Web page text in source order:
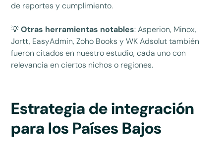
de reportes y cumplimiento.
💡Otras herramientas notables: Asperion, Minox,
Jortt, EasyAdmin, Zoho Books y WK Adsolut también
fueron citados en nuestro estudio, cada uno con
relevancia en ciertos nichos o regiones.
Estrategia de integración
para los Países Bajos